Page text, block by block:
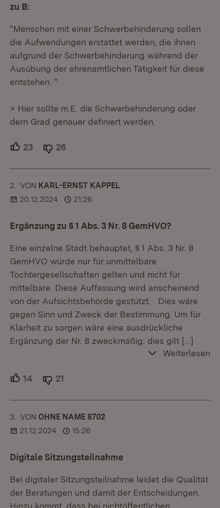
zu B:
"Menschen mit einer Schwerbehinderung sollen
die Aufwendungen erstattet werden, die ihnen
aufgrund der Schwerbehinderung während der
Ausübung der ehrenamtlichen Tätigkeit für diese
entstehen. "
> Hier sollte m.E. die Schwerbehinderung oder
dern Grad genauer definiert werden.
23 Unterstützer.
26
2. KOMMENTAR
VON :KARL-ERNST KAPPEL
20.12.2024
21:26
Ergänzung zu § 1 Abs. 3 Nr. 8 GemHVO?
Eine einzelne Stadt behauptet, § 1 Abs. 3 Nr. 8
GemHVO würde nur für unmittelbare
Tochtergesellschaften gelten und nicht für
mittelbare. Diese Auffassung wird anscheinend
von der Aufsichtsbehörde gestützt. Dies wäre
gegen Sinn und Zweck der Bestimmung. Um für
Klarheit zu sorgen wäre eine ausdrückliche
Ergänzung der Nr. 8 zweckmäßig: dies gilt […]
Weiterlesen
14 Unterstützer.
21
3. KOMMENTAR
VON :OHNE NAME 8702
21.12.2024
15:26
Digitale Sitzungsteilnahme
Bei digitaler Sitzungsteilnahme leidet die Qualität
der Beratungen und damit der Entscheidungen.
Hinzu kommt, dass bei nichtöffentlichen